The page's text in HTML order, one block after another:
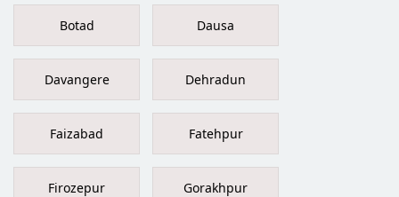
Botad Dausa
Davangere Dehradun
Faizabad Fatehpur
Firozepur Gorakhpur